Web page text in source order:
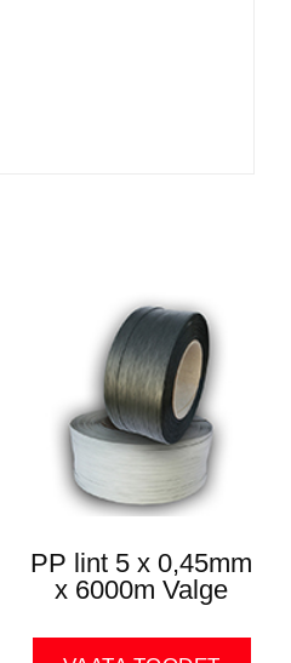
PP lint 5 x 0,45mm
x 6000m Valge